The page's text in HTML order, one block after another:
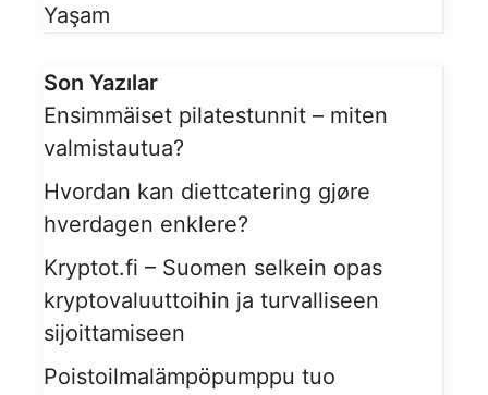
Yaşam
Son Yazılar
Ensimmäiset pilatestunnit – miten
valmistautua?
Hvordan kan diettcatering gjøre
hverdagen enklere?
Kryptot.fi – Suomen selkein opas
kryptovaluuttoihin ja turvalliseen
sijoittamiseen
Poistoilmalämpöpumppu tuo